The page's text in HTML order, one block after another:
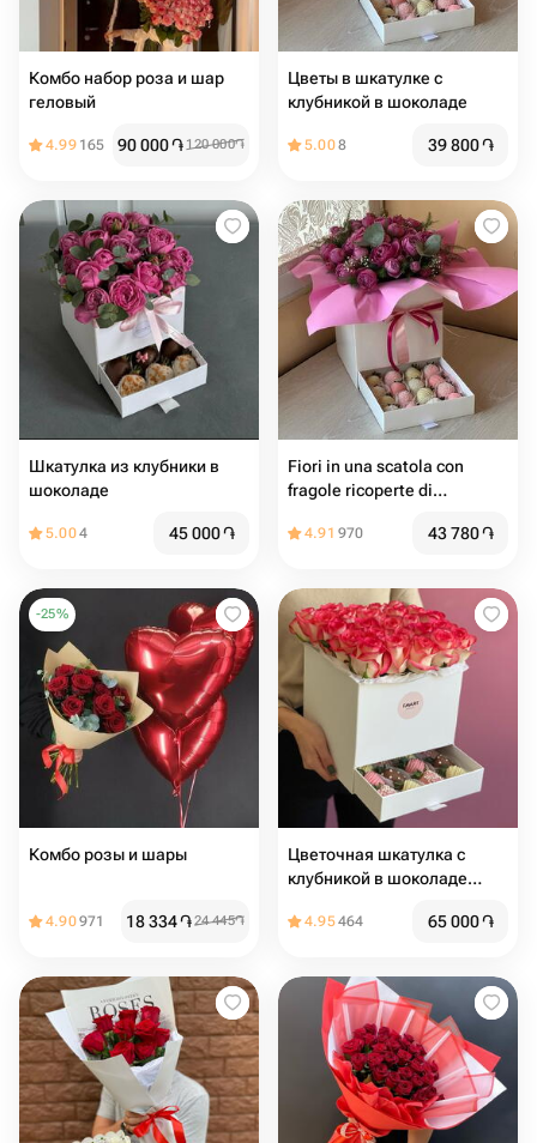
Комбо набор роза и шар
геловый
4.99 165 90 000֏ 120 000֏
Цветы в шкатулке с
клубникой в шоколаде
5.008 39 800֏
Шкатулка из клубники в
шоколаде
5.004 45 000֏
Fiori in una scatola con
fragole ricoperte di
4.91 970 43 780֏
-25%
Комбо розы и шары
4.90971 18 334֏24 445֏
Цветочная шкатулка с
клубникой в шоколаде
4.95464 65 000֏